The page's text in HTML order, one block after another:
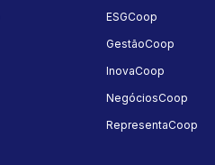
ESGCoop
GestãoCoop
InovaCoop
NegóciosCoop
RepresentaCoop